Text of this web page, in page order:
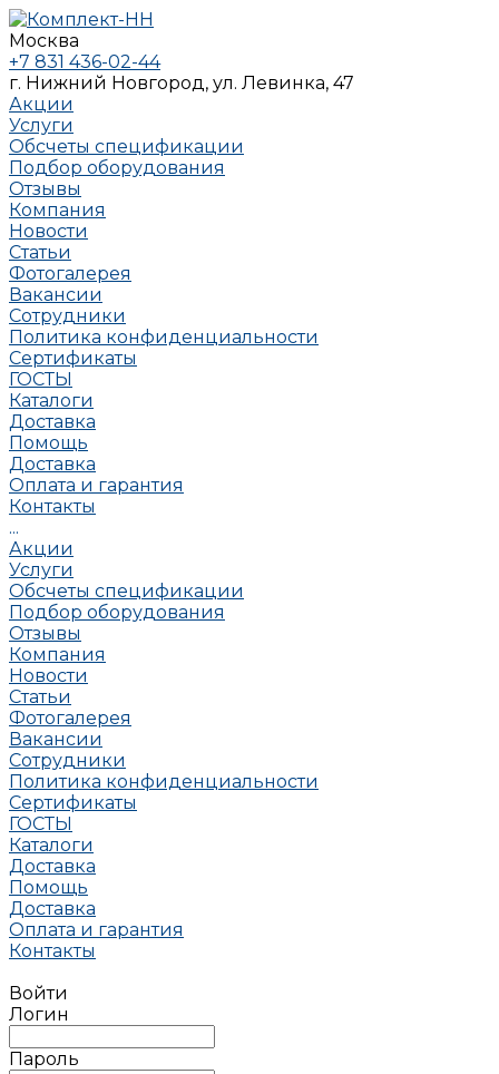
Москва
+7 831 436-02-44
г. Нижний Новгород, ул. Левинка, 47
Акции
Услуги
Обсчеты спецификации
Подбор оборудования
Отзывы
Компания
Новости
Статьи
Фотогалерея
Вакансии
Сотрудники
Политика конфиденциальности
Сертификаты
ГОСТЫ
Каталоги
Доставка
Помощь
Доставка
Оплата и гарантия
Контакты
...
Акции
Услуги
Обсчеты спецификации
Подбор оборудования
Отзывы
Компания
Новости
Статьи
Фотогалерея
Вакансии
Сотрудники
Политика конфиденциальности
Сертификаты
ГОСТЫ
Каталоги
Доставка
Помощь
Доставка
Оплата и гарантия
Контакты
Войти
Логин
Пароль